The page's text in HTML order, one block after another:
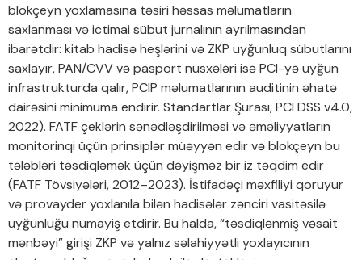
blokçeyn yoxlamasına təsiri həssas məlumatların
saxlanması və ictimai sübut jurnalının ayrılmasından
ibarətdir: kitab hadisə heşlərini və ZKP uyğunluq sübutlarını
saxlayır, PAN/CVV və pasport nüsxələri isə PCI-yə uyğun
infrastrukturda qalır, PCIP məlumatlarının auditinin əhatə
dairəsini minimuma endirir. Standartlar Şurası, PCI DSS v4.0,
2022). FATF çeklərin sənədləşdirilməsi və əməliyyatların
monitorinqi üçün prinsiplər müəyyən edir və blokçeyn bu
tələbləri təsdiqləmək üçün dəyişməz bir iz təqdim edir
(FATF Tövsiyələri, 2012–2023). İstifadəçi məxfiliyi qoruyur
və provayder yoxlanıla bilən hadisələr zənciri vasitəsilə
uyğunluğu nümayiş etdirir. Bu halda, “təsdiqlənmiş vəsait
mənbəyi” girişi ZKP və yalnız səlahiyyətli yoxlayıcının